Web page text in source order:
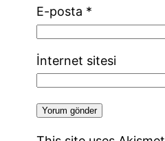
E-posta *
İnternet sitesi